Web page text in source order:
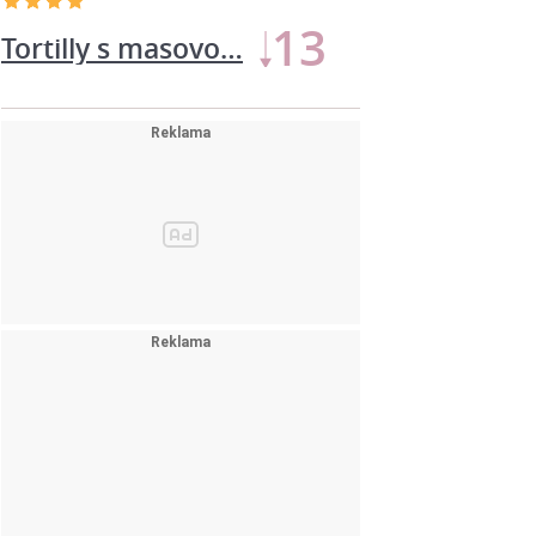
Tortilly s masovo… 13